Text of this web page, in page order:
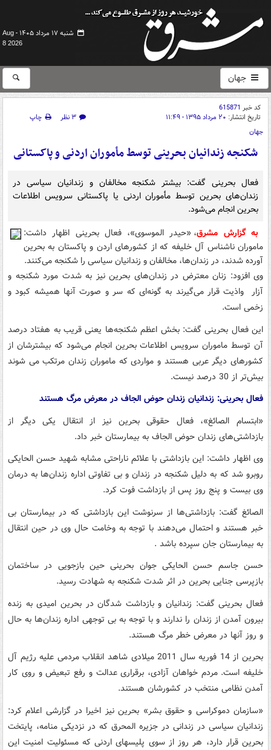
شنبه ۱۷ مرداد ۱۴۰۵ -
Aug
8 2026
جهان
کد خبر 615871
تاریخ انتشار: ۲۰ مرداد ۱۳۹۵ - ۱۱:۴۹ ۳ نظر
چاپ
جهان
شکنجه زندانیان بحرینی توسط مأموران اردنی و پاکستانی
فعال بحرینی گفت: بیشتر شکنجه مخالفان و زندانیان سیاسی در
زندان‌های بحرین توسط مأموران اردنی یا پاکستانی سرویس اطلاعات
بحرین انجام می‌شود.
به گزارش مشرق، «حیدر الموسوی»، فعال بحرینی اظهار داشت:
ماموران ناشناس آل خلیفه که از کشورهای اردن و پاکستان به بحرین
آورده شدند، در زندان‌ها، مخالفان و زندانیان سیاسی را شکنجه می‌کنند.
وی افزود: زنان معترض در زندان‌های بحرین نیز به شدت مورد شکنجه و
آزار واذیت قرار می‌گیرند به گونه‌ای که سر و صورت آنها همیشه کبود و
زخمی است.
این فعال بحرینی گفت: بخش اعظم شکنجه‌ها یعنی قریب به هفتاد درصد
آن توسط ماموران سرویس اطلاعات بحرین انجام می‌شود که بیشترشان از
کشورهای دیگر عربی هستند و مواردی که ماموران زندان مرتکب می شوند
بیش‌تر از 30 درصد نیست.
فعال بحرینی: زندانیان زندان حوض الجاف در معرض مرگ هستند
«ابتسام الصائغ»، فعال حقوقی بحرین نیز از انتقال یکی دیگر از
بازداشتی‌های زندان حوض الجاف به بیمارستان خبر داد.
وی اظهار داشت: این بازداشتی با علائم ناراحتی مشابه شهید حسن الحایکی
روبرو شد که به دلیل شکنجه در زندان و بی تفاوتی اداره زندان‌ها به درمان
وی بیست و پنج روز پس از بازداشت فوت کرد.
الصائغ گفت: بازداشتی‌ها از سرنوشت این بازداشتی که در بیمارستان بی
خبر هستند و احتمال می‌دهند با توجه به وخامت حال وی در حین انتقال
به بیمارستان جان سپرده باشد .
حسن جاسم حسن الحایکی جوان بحرینی حین بازجویی در ساختمان
بازپرسی جنایی بحرین در اثر شدت شکنجه به شهادت رسید.
فعال بحرینی گفت: زندانیان و بازداشت شدگان در بحرین امیدی به زنده
بیرون آمدن از زندان را ندارند و با توجه به بی توجهی اداره زندان‌ها به حال
و روز آنها در معرض خطر مرگ هستند.
بحرین از 14 فوریه سال 2011 میلادی شاهد انقلاب مردمی علیه رژیم آل
خلیفه است. مردم خواهان آزادی، برقراری عدالت و رفع تبعیض و روی کار
آمدن نظامی منتخب در کشورشان هستند.
«سازمان دموکراسی و حقوق بشر» بحرین نیز اخیرا در گزارشی اعلام کرد:
زندانیان سیاسی در زندانی در جزیره المحرق که در نزدیکی منامه، پایتخت
بحرین قرار دارد، هر روز از سوی پلیس‎های اردنی که مسئولیت امنیت این